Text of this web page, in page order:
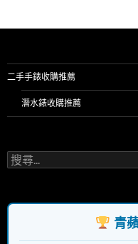
二手手錶收購推薦
潛水錶收購推薦
搜
尋
字:
青